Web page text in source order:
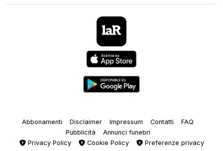
Abbonamenti Disclaimer Impressum Contatti
FAQ
Pubblicità
Annunci funebri
Privacy Policy
Cookie Policy Preferenze privacy